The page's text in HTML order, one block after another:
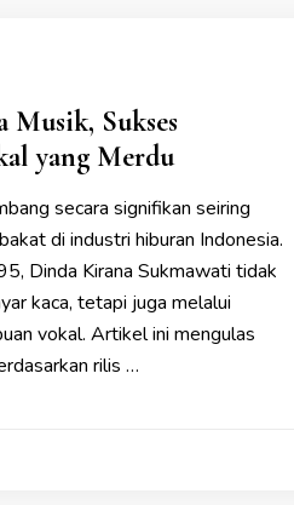
Sukses
yang Merdu
secara signifikan seiring
di industri hiburan Indonesia.
Dinda Kirana Sukmawati tidak
kaca, tetapi juga melalui
vokal. Artikel ini mengulas
rilis …